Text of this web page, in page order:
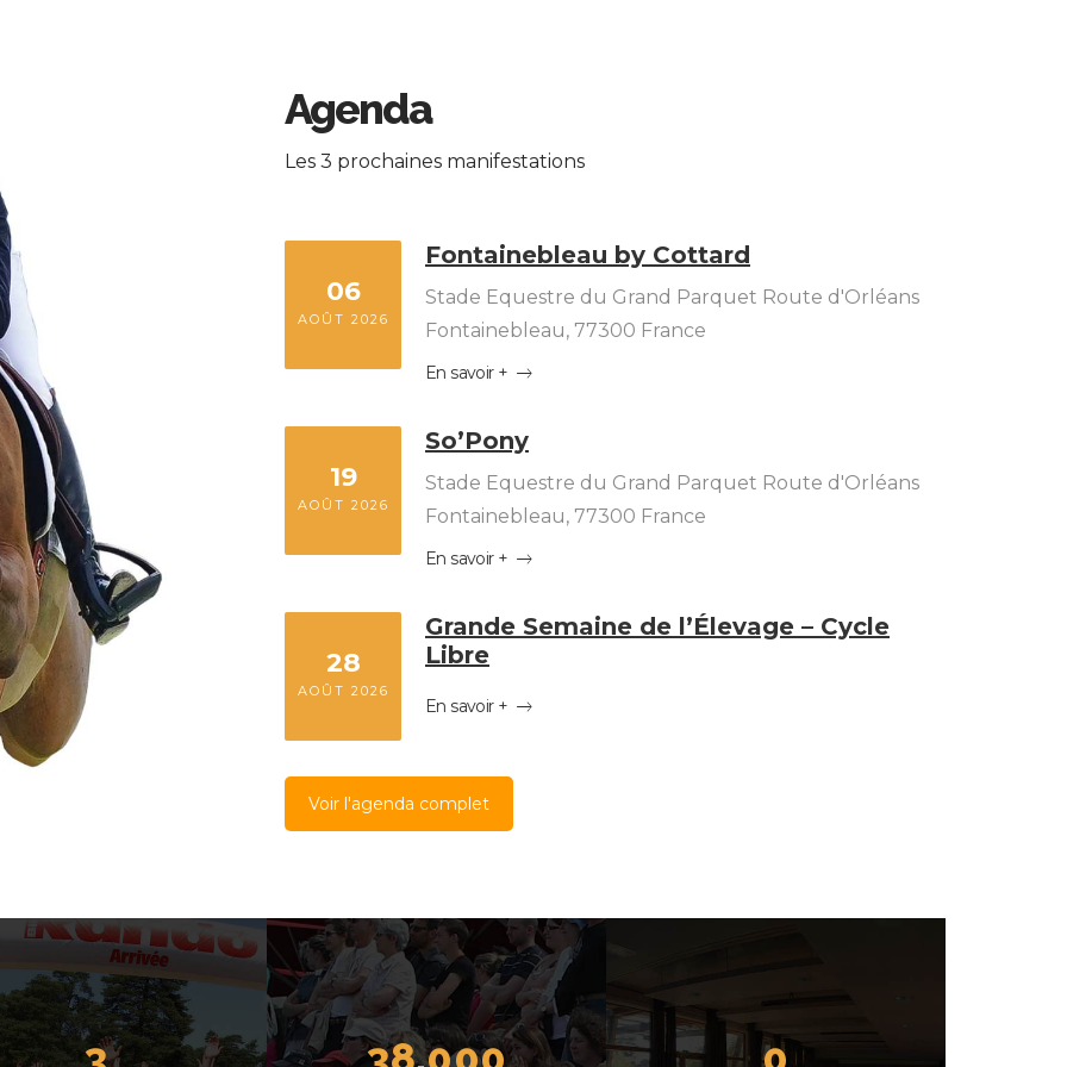
Agenda
Les 3 prochaines manifestations
06
AOÛT 2026
Fontainebleau by Cottard
Stade Equestre du Grand Parquet Route d'Orléans
Fontainebleau, 77300 France
En savoir +
19
AOÛT 2026
So’Pony
Stade Equestre du Grand Parquet Route d'Orléans
Fontainebleau, 77300 France
En savoir +
28
AOÛT 2026
Grande Semaine de l’Élevage – Cycle
Libre
En savoir +
Voir l'agenda complet